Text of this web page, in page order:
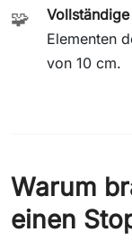
🧩
Elementen
von 10 cm.
Warum
einen